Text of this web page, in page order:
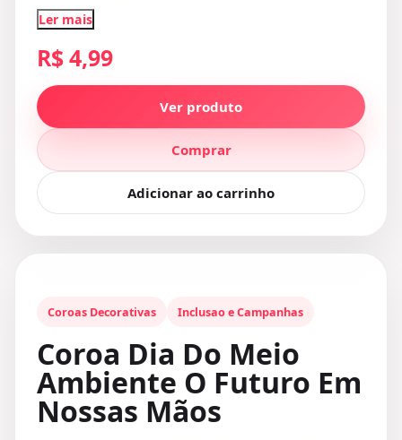
Ler mais
R$ 4,99
Ver produto
Comprar
Adicionar ao carrinho
Coroas Decorativas Inclusao e Campanhas
Coroa Dia Do Meio
Ambiente O Futuro Em
Nossas Mãos